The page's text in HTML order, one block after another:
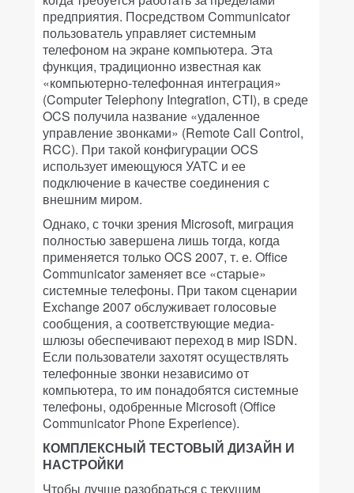
предприятия. Посредством Communicator
пользователь управляет системным
телефоном на экране компьютера. Эта
функция, традиционно известная как
«компьютерно-телефонная интеграция»
(Computer Telephony Integration, CTI), в среде
OCS получила название «удаленное
управление звонками» (Remote Call Control,
RCC). При такой конфигурации OCS
использует имеющуюся УАТС и ее
подключение в качестве соединения с
внешним миром.
Однако, с точки зрения Microsoft, миграция
полностью завершена лишь тогда, когда
применяется только OCS 2007, т. е. Office
Communicator заменяет все «старые»
системные телефоны. При таком сценарии
Exchange 2007 обслуживает голосовые
сообщения, а соответствующие медиа-
шлюзы обеспечивают переход в мир ISDN.
Если пользователи захотят осуществлять
телефонные звонки независимо от
компьютера, то им понадобятся системные
телефоны, одобренные Microsoft (Office
Communicator Phone Experience).
КОМПЛЕКСНЫЙ ТЕСТОВЫЙ ДИЗАЙН И
НАСТРОЙКИ
Чтобы лучше разобраться с текущим